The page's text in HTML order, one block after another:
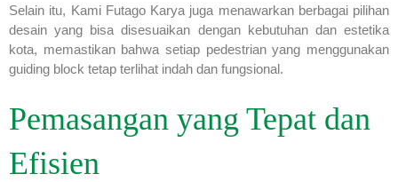
Selain itu, Kami Futago Karya juga menawarkan berbagai pilihan
desain yang bisa disesuaikan dengan kebutuhan dan estetika
kota, memastikan bahwa setiap pedestrian yang menggunakan
guiding block tetap terlihat indah dan fungsional.
Pemasangan yang Tepat dan
Efisien